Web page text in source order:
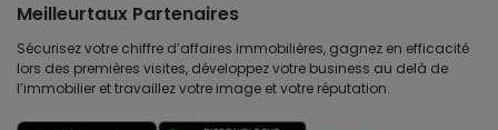
Meilleurtaux Partenaires
Sécurisez votre chiffre d’affaires immobilières, gagnez en efficacité
lors des premières visites, développez votre business au delà de
l’immobilier et travaillez votre image et votre réputation.